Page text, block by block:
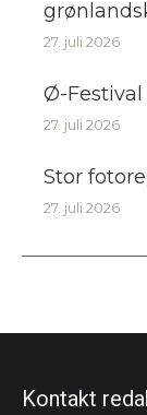
27. juli 2026
Ø-Festival
27. juli 2026
Stor
27. juli 2026
Kontakt